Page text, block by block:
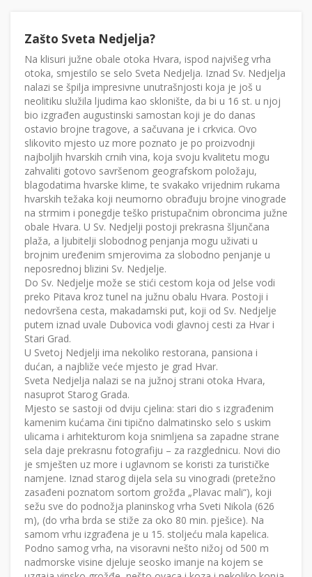
Zašto Sveta Nedjelja?
Na klisuri južne obale otoka Hvara, ispod najvišeg vrha
otoka, smjestilo se selo Sveta Nedjelja. Iznad Sv. Nedjelja
nalazi se špilja impresivne unutrašnjosti koja je još u
neolitiku služila ljudima kao sklonište, da bi u 16 st. u njoj
bio izgrađen augustinski samostan koji je do danas
ostavio brojne tragove, a sačuvana je i crkvica. Ovo
slikovito mjesto uz more poznato je po proizvodnji
najboljih hvarskih crnih vina, koja svoju kvalitetu mogu
zahvaliti gotovo savršenom geografskom položaju,
blagodatima hvarske klime, te svakako vrijednim rukama
hvarskih težaka koji neumorno obrađuju brojne vinograde
na strmim i ponegdje teško pristupačnim obroncima južne
obale Hvara. U Sv. Nedjelji postoji prekrasna šljunčana
plaža, a ljubitelji slobodnog penjanja mogu uživati u
brojnim uređenim smjerovima za slobodno penjanje u
neposrednoj blizini Sv. Nedjelje.
Do Sv. Nedjelje može se stići cestom koja od Jelse vodi
preko Pitava kroz tunel na južnu obalu Hvara. Postoji i
nedovršena cesta, makadamski put, koji od Sv. Nedjelje
putem iznad uvale Dubovica vodi glavnoj cesti za Hvar i
Stari Grad.
U Svetoj Nedjelji ima nekoliko restorana, pansiona i
dućan, a najbliže veće mjesto je grad Hvar.
Sveta Nedjelja nalazi se na južnoj strani otoka Hvara,
nasuprot Starog Grada.
Mjesto se sastoji od dviju cjelina: stari dio s izgrađenim
kamenim kućama čini tipično dalmatinsko selo s uskim
ulicama i arhitekturom koja snimljena sa zapadne strane
sela daje prekrasnu fotografiju – za razglednicu. Novi dio
je smješten uz more i uglavnom se koristi za turističke
namjene. Iznad starog dijela sela su vinogradi (pretežno
zasađeni poznatom sortom grožđa „Plavac mali“), koji
sežu sve do podnožja planinskog vrha Sveti Nikola (626
m), (do vrha brda se stiže za oko 80 min. pješice). Na
samom vrhu izgrađena je u 15. stoljeću mala kapelica.
Podno samog vrha, na visoravni nešto nižoj od 500 m
nadmorske visine djeluje seosko imanje na kojem se